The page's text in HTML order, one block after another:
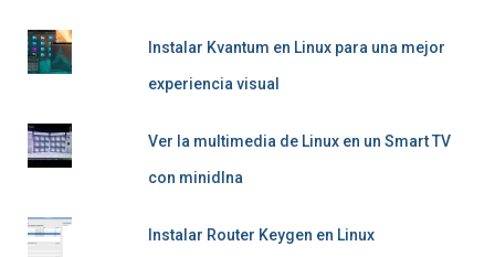
Instalar Kvantum en Linux para una mejor
experiencia visual
Ver la multimedia de Linux en un Smart TV
con minidlna
Instalar Router Keygen en Linux